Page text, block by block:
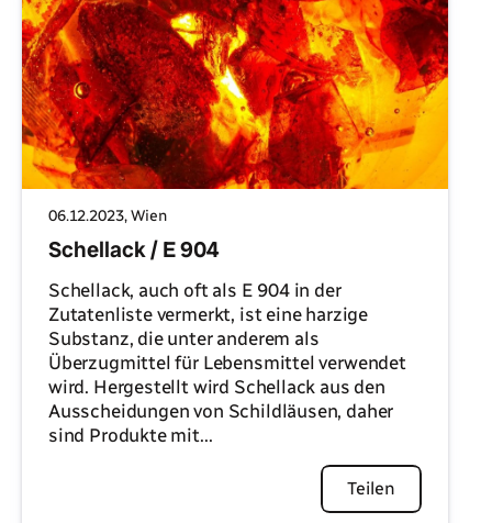
06.12.2023, Wien
Schellack / E 904
Schellack, auch oft als E 904 in der
Zutatenliste vermerkt, ist eine harzige
Substanz, die unter anderem als
Überzugmittel für Lebensmittel verwendet
wird. Hergestellt wird Schellack aus den
Ausscheidungen von Schildläusen, daher
sind Produkte mit...
Teilen